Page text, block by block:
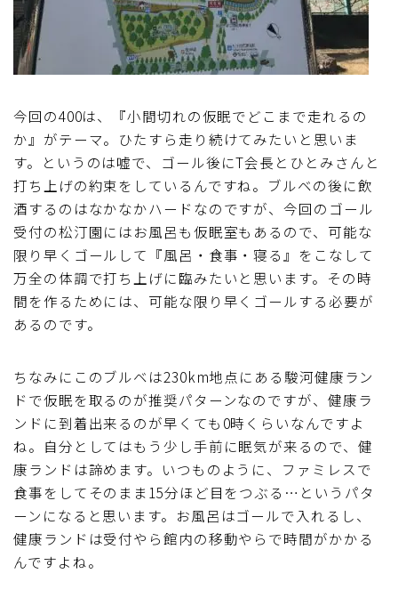
今回の400は、『小間切れの仮眠でどこまで走れるの
か』がテーマ。ひたすら走り続けてみたいと思いま
す。というのは嘘で、ゴール後にT会長とひとみさんと
打ち上げの約束をしているんですね。ブルベの後に飲
酒するのはなかなかハードなのですが、今回のゴール
受付の松汀園にはお風呂も仮眠室もあるので、可能な
限り早くゴールして『風呂・食事・寝る』をこなして
万全の体調で打ち上げに臨みたいと思います。その時
間を作るためには、可能な限り早くゴールする必要が
あるのです。
ちなみにこのブルベは230km地点にある駿河健康ラン
ドで仮眠を取るのが推奨パターンなのですが、健康ラ
ンドに到着出来るのが早くても0時くらいなんですよ
ね。自分としてはもう少し手前に眠気が来るので、健
康ランドは諦めます。いつものように、ファミレスで
食事をしてそのまま15分ほど目をつぶる…というパタ
ーンになると思います。お風呂はゴールで入れるし、
健康ランドは受付やら館内の移動やらで時間がかかる
んですよね。